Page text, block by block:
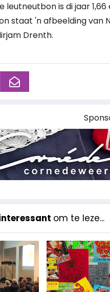
leutneutbon is di jaar
staat 'n afbeelding van
Drenth.
om te leze...